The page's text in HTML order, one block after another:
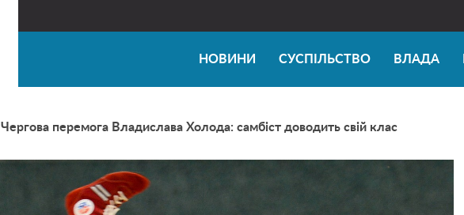
НОВИНИ СУСПІЛЬСТВО ВЛАДА
Чергова перемога Владислава Холода: самбіст доводить свій клас